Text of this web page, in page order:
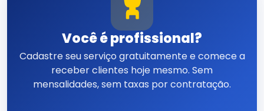
Você é profissional?
Cadastre seu serviço gratuitamente e comece a
receber clientes hoje mesmo. Sem
mensalidades, sem taxas por contratação.